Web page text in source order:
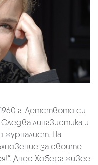
г. Детството си
лингвистика и
журналист. На
за своите
Днес Хоберг живее